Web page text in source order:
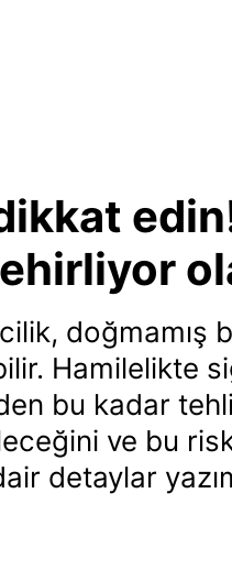
doğmamış
Hamilelikte
bu kadar
ve bu
detaylar